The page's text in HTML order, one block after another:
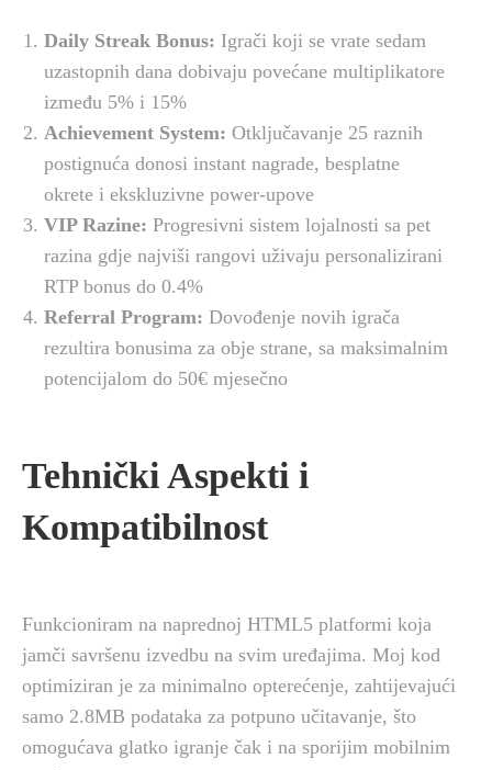
Daily Streak Bonus: Igrači koji se vrate sedam
uzastopnih dana dobivaju povećane multiplikatore
između 5% i 15%
Achievement System: Otključavanje 25 raznih
postignuća donosi instant nagrade, besplatne
okrete i ekskluzivne power-upove
VIP Razine: Progresivni sistem lojalnosti sa pet
razina gdje najviši rangovi uživaju personalizirani
RTP bonus do 0.4%
Referral Program: Dovođenje novih igrača
rezultira bonusima za obje strane, sa maksimalnim
potencijalom do 50€ mjesečno
Tehnički Aspekti i
Kompatibilnost
Funkcioniram na naprednoj HTML5 platformi koja
jamči savršenu izvedbu na svim uređajima. Moj kod
optimiziran je za minimalno opterećenje, zahtijevajući
samo 2.8MB podataka za potpuno učitavanje, što
omogućava glatko igranje čak i na sporijim mobilnim